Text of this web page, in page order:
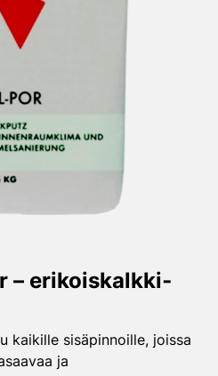
– erikoiskalkki­
kaikille sisäpinnoille, joissa
ja